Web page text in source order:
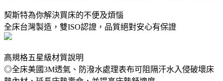
契斯特為你解決買床的不便及煩惱
全床台灣製造，雙ISO認證，品質絕對安心有保證
高規格五星級材質說明
◎全床美國3M透氣、防潑水處理表布可阻隔汗水入侵破壞床